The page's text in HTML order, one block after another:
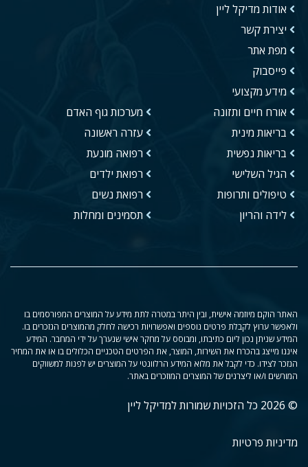
אודות מדיקל ליין
יצירת קשר
מפת אתר
פייסבוק
מידע מקצועי
אורח חיים ותזונה
בריאות מינית
בריאות נפשית
הגיל השלישי
טיפולים ותרופות
לידה והריון
מערכות גוף האדם
עזרה ראשונה
רפואה מונעת
רפואת ילדים
רפואת נשים
תסמינים ומחלות
האתר הוקם מיוזמה אישית, ובין היתר במטרה לתת מידע על המוצרים המפורסמים בו
ולאפשר ערוץ לקבלת פרטים נוספים ואפשרויות רכישה לחלק מהמוצרים הנזכרים בו.
המידע שניתן נכון ליום כתיבתו, ומבוסס על מחקר אישי שנערך על ידי המחבר. המידע
איננו מייצג בהכרח את השירות, המוצר, את הפרטים הטכניים הכלולים בו או את המחיר
הנזכר לצידו. כדי לקבל את מלוא המידע הרלוונטי על המוצרים יש לפנות למשווקים
המורשים ו/או ליצרנים של המוצרים המוזכרים באתר.
© 2026 כל הזכויות שמורות למדיקל ליין
מדיניות פרטיות